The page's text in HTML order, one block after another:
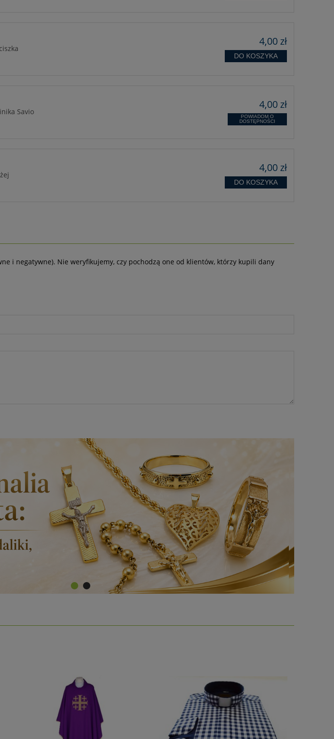
4,00 zł
DO KOSZYKA
Savio
4,00 zł
POWIADOM O
DOSTĘPNOŚCI
4,00 zł
DO KOSZYKA
i negatywne). Nie weryfikujemy, czy pochodzą one od klientów, którzy kupili dany